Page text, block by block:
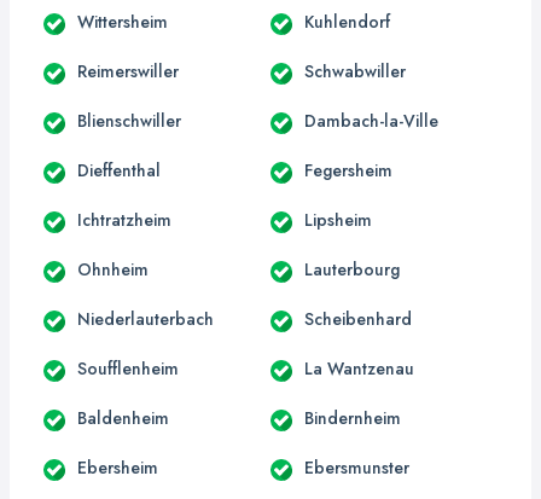
Wittersheim Kuhlendorf
Reimerswiller Schwabwiller
Blienschwiller Dambach-la-Ville
Dieffenthal Fegersheim
Ichtratzheim Lipsheim
Ohnheim Lauterbourg
Niederlauterbach Scheibenhard
Soufflenheim La Wantzenau
Baldenheim Bindernheim
Ebersheim Ebersmunster